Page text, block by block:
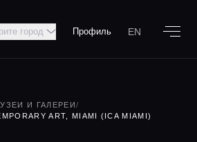
город Профиль EN
И ГАЛЕРЕИ/
ART, MIAMI (ICA MIAMI)